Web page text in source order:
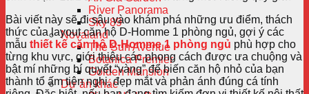
River Panorama
Sky 89
Novaland
The Sun Avenue
Botanica Premier
Golden Mansion
Dự án khác
Bài viết này sẽ đi sâu vào khám phá những ưu điểm, thách
thức của layout căn hộ D-Homme 1 phòng ngủ, gợi ý các
mẫu thiết kế căn hộ D-Homme 1 phòng ngủ phù hợp cho
từng khu vực, giới thiệu các phong cách được ưa chuộng và
bật mí những bí quyết “vàng” để biến căn hộ nhỏ của bạn
thành tổ ấm tiện nghi, đẹp mắt và phản ánh đúng cá tính